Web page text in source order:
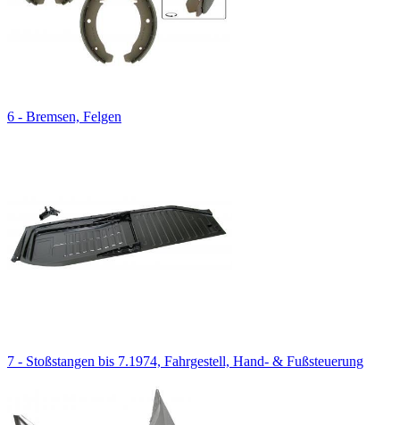
6 - Bremsen, Felgen
7 - Stoßstangen bis 7.1974, Fahrgestell, Hand- & Fußsteuerung